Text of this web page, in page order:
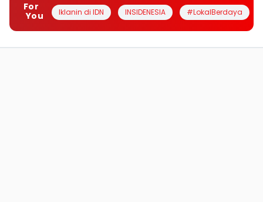
For
You
Iklanin di IDN INSIDENESIA #LokalBerdaya